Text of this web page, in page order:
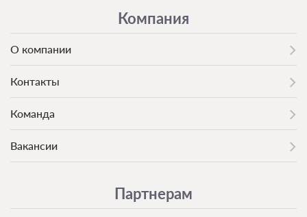
Компания
О компании
Контакты
Команда
Вакансии
Партнерам